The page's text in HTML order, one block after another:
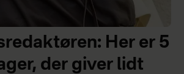
Her er 5
der giver lidt